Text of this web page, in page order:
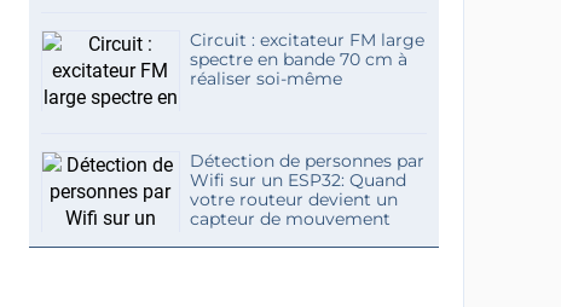
Circuit : excitateur FM large
spectre en bande 70 cm à
réaliser soi-même
Détection de personnes par
Wifi sur un ESP32: Quand
votre routeur devient un
capteur de mouvement